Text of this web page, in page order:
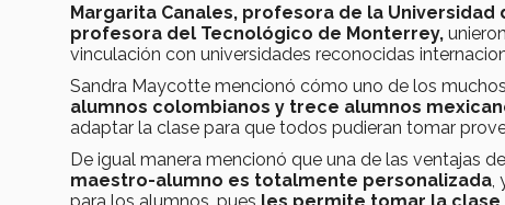
Margarita Canales, profesora de la
profesora del Tecnológico de Monterrey,
vinculación con universidades reconocidas
Sandra Maycotte mencionó cómo uno de los
alumnos colombianos y trece alumnos
adaptar la clase para que todos pudieran tomar
De igual manera mencionó que una de las ventajas
maestro-alumno es totalmente personalizada
para los alumnos, pues les permite tomar la clase